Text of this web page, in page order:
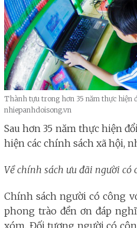
Thành tựu trong hơn 35 năm thực hiện
nhiepanhdoisong.vn
Sau hơn 35 năm thực hiện
hiện các chính sách xã hội,
Về chính sách ưu đãi người có
Chính sách người có công
phong trào đền ơn đáp
xóm. Đối tượng người có